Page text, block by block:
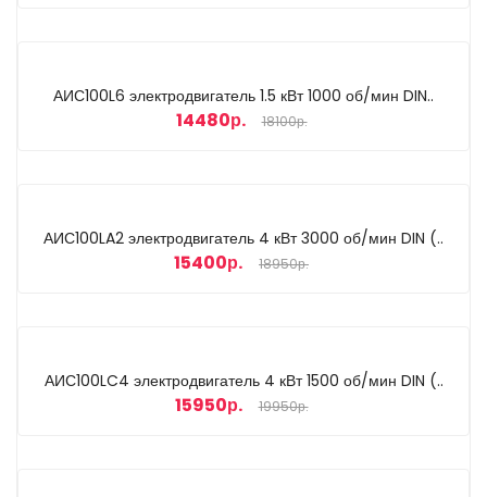
АИС100L6 электродвигатель 1.5 кВт 1000 об/мин DIN..
14480р. 18100р.
АИС100LA2 электродвигатель 4 кВт 3000 об/мин DIN (..
15400р. 18950р.
АИС100LC4 электродвигатель 4 кВт 1500 об/мин DIN (..
15950р. 19950р.